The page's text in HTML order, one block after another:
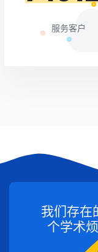
服务客户
我们存在
个学术